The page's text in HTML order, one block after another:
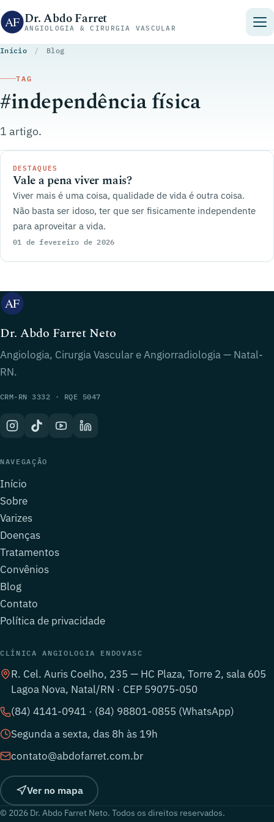
Pular para o conteúdo
Dr. Abdo Farret
ANGIOLOGIA & CIRURGIA VASCULAR
Início / Blog
TAG
#independência física
1 artigo.
DESTAQUES
Vale a pena viver mais?
Viver mais é uma coisa, qualidade de vida é outra coisa.
Não basta ser idoso, ter que ser fisicamente independente
para aproveitar a vida.
01 de fevereiro de 2026
Dr. Abdo Farret Neto
Angiologia, Cirurgia Vascular e Angiorradiologia — Natal-
RN.
CRM-RN 3332 · RQE 5047
NAVEGAÇÃO
Início
Sobre
Varizes
Doenças
Tratamentos
Convênios
Blog
Contato
Política de privacidade
CLÍNICA ANGIOLOGIA ENDOVASC
R. Cel. Auris Coelho, 235 — HC Plaza, Torre 2, sala 605
Lagoa Nova, Natal/RN · CEP 59075-050
(84) 4141-0941 · (84) 98801-0855 (WhatsApp)
Segunda a sexta, das 8h às 19h
contato@abdofarret.com.br
Ver no mapa
© 2026 Dr. Abdo Farret Neto. Todos os direitos reservados.